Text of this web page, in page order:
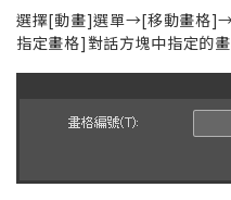
選擇[動畫]選單→[移動畫格]→[
指定畫格]對話方塊中指定的畫